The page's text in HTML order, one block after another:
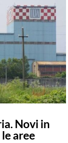
Novi in
aree